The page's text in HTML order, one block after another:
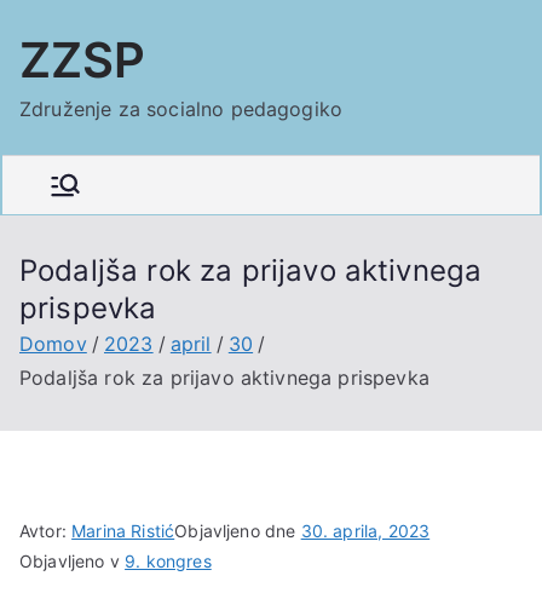
vsebino
ZZSP
Združenje za socialno pedagogiko
Podaljša rok za prijavo aktivnega
prispevka
Domov 2023 april
30
Podaljša rok za prijavo aktivnega prispevka
Avtor: Marina RistićObjavljeno dne 30. aprila, 2023
Objavljeno v 9. kongres